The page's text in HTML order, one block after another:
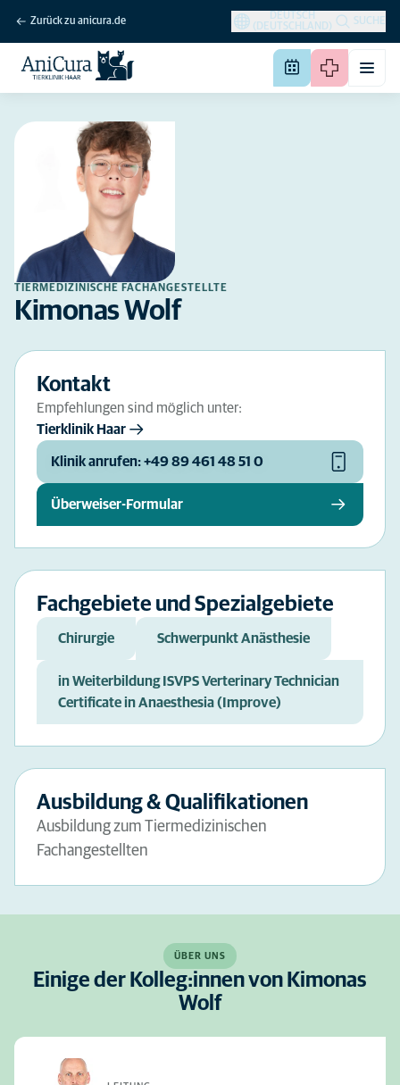
Zurück zu anicura.de
DEUTSCH
(DEUTSCHLAND)
SUCHE
TIERMEDIZINISCHE FACHANGESTELLTE
Kimonas Wolf
Kontakt
Empfehlungen sind möglich unter:
Tierklinik Haar
Klinik anrufen: +49 89 461 48 51 0
Überweiser-Formular
Fachgebiete und Spezialgebiete
Chirurgie Schwerpunkt Anästhesie
in Weiterbildung ISVPS Verterinary Technician
Certificate in Anaesthesia (Improve)
Ausbildung & Qualifikationen
Ausbildung zum Tiermedizinischen
Fachangestellten
ÜBER UNS
Einige der Kolleg:innen von Kimonas
Wolf